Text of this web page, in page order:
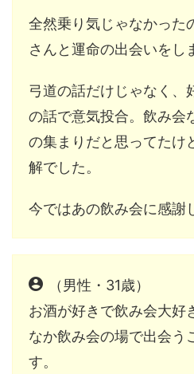
全然乗り気じゃなかった
さんと運命の出会いをし
弓道の話だけじゃなく、
の話で意気投合。 飲み会
の集まりだと思ってたけ
解でした。
今ではあの飲み会に感謝
（男性・31歳）
お酒が好きで飲み会大好
なか飲み会の場で出会う
す。